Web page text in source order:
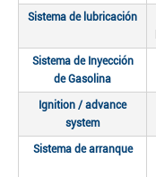
Sistema de lubricación
Sistema de Inyección
de Gasolina
Ignition / advance
system
Sistema de arranque